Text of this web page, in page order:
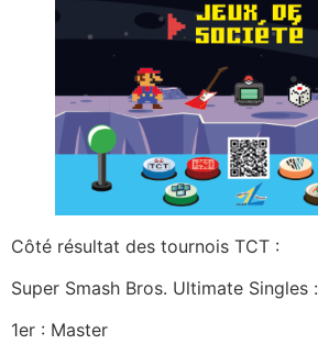
Côté résultat des tournois TCT :
Super Smash Bros. Ultimate Singles :
1er : Master